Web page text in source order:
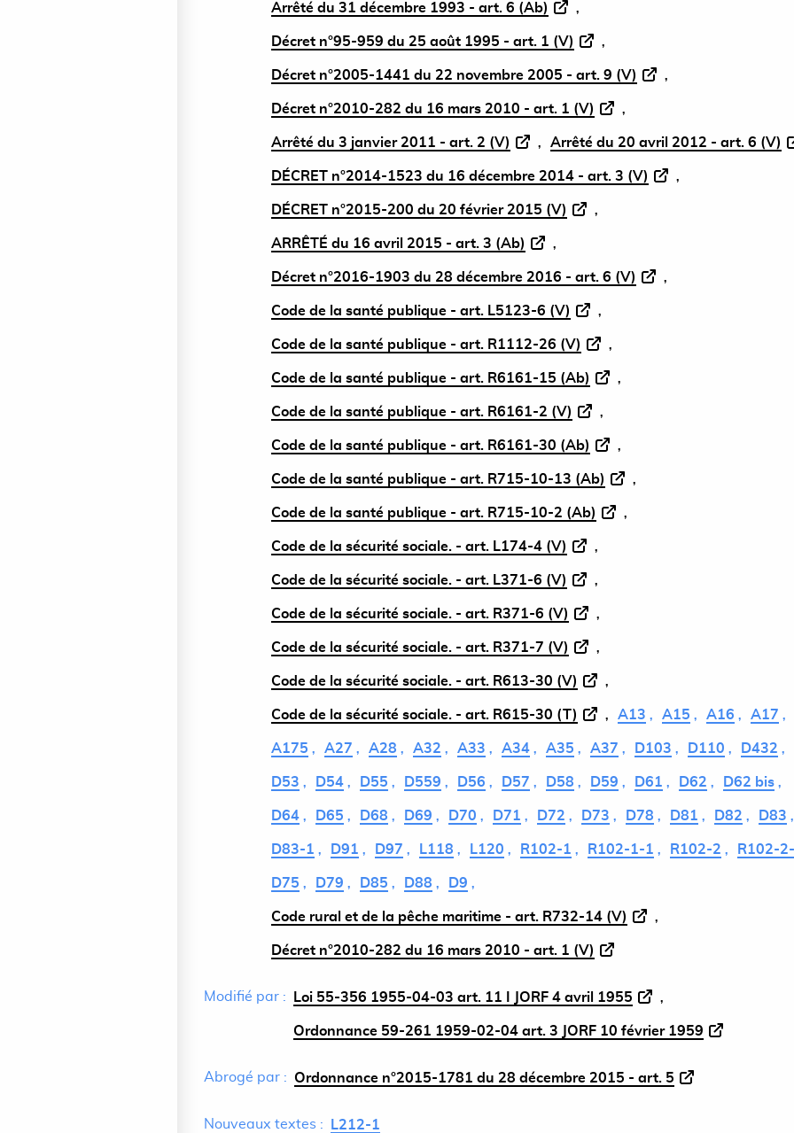
Arrêté du 31 décembre 1993 - art. 6 (Ab)
Décret n°95-959 du 25 août 1995 - art. 1 (V)
Décret n°2005-1441 du 22 novembre 2005 - art. 9 (V)
Décret n°2010-282 du 16 mars 2010 - art. 1 (V)
Arrêté du 3 janvier 2011 - art. 2 (V) Arrêté du 20 avril 2012 - art. 6 (V)
DÉCRET n°2014-1523 du 16 décembre 2014 - art. 3 (V)
DÉCRET n°2015-200 du 20 février 2015 (V)
ARRÊTÉ du 16 avril 2015 - art. 3 (Ab)
Décret n°2016-1903 du 28 décembre 2016 - art. 6 (V)
Code de la santé publique - art. L5123-6 (V)
Code de la santé publique - art. R1112-26 (V)
Code de la santé publique - art. R6161-15 (Ab)
Code de la santé publique - art. R6161-2 (V)
Code de la santé publique - art. R6161-30 (Ab)
Code de la santé publique - art. R715-10-13 (Ab)
Code de la santé publique - art. R715-10-2 (Ab)
Code de la sécurité sociale. - art. L174-4 (V)
Code de la sécurité sociale. - art. L371-6 (V)
Code de la sécurité sociale. - art. R371-6 (V)
Code de la sécurité sociale. - art. R371-7 (V)
Code de la sécurité sociale. - art. R613-30 (V)
Code de la sécurité sociale. - art. R615-30 (T) A13 A15 A16 A17
A175 A27 A28 A32 A33 A34 A35 A37 D103 D110 D432
D53 D54 D55 D559 D56 D57 D58 D59 D61 D62 D62 bis
D64 D65 D68 D69 D70 D71 D72 D73 D78 D81 D82 D83
D83-1 D91 D97 L118 L120 R102-1 R102-1-1 R102-2 R102-
D75 D79 D85 D88 D9
Code rural et de la pêche maritime - art. R732-14 (V)
Décret n°2010-282 du 16 mars 2010 - art. 1 (V)
Modifié par : Loi 55-356 1955-04-03 art. 11 I JORF 4 avril 1955
Ordonnance 59-261 1959-02-04 art. 3 JORF 10 février 1959
Abrogé par : Ordonnance n°2015-1781 du 28 décembre 2015 - art. 5
Nouveaux textes : L212-1